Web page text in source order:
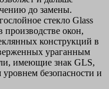
до замены.
стекло Glass
производстве окон,
конструкций в
ураганным
имеющие знак GLS,
безопасности и